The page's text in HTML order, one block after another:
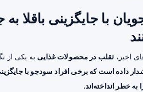
با جایگزینی باقلا
اخیر،تقلب در محصولات غذایی به یکی از
داده است که برخی افراد سودجو با
به خطر انداخته‌اند.